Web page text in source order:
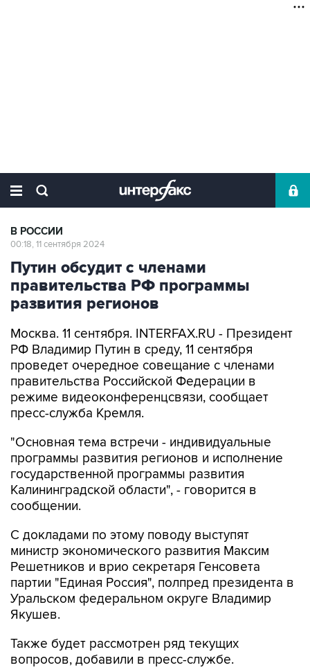
В РОССИИ
00:18, 11 сентября 2024
Путин обсудит с членами
правительства РФ программы
развития регионов
Москва. 11 сентября. INTERFAX.RU - Президент
РФ Владимир Путин в среду, 11 сентября
проведет очередное совещание с членами
правительства Российской Федерации в
режиме видеоконференцсвязи, сообщает
пресс-служба Кремля.
"Основная тема встречи - индивидуальные
программы развития регионов и исполнение
государственной программы развития
Калининградской области", - говорится в
сообщении.
С докладами по этому поводу выступят
министр экономического развития Максим
Решетников и врио секретаря Генсовета
партии "Единая Россия", полпред президента в
Уральском федеральном округе Владимир
Якушев.
Также будет рассмотрен ряд текущих
вопросов, добавили в пресс-службе.